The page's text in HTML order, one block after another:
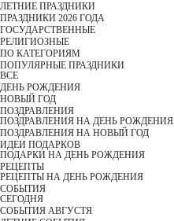
ЛЕТНИЕ ПРАЗДНИКИ
ПРАЗДНИКИ 2026 ГОДА
ГОСУДАРСТВЕННЫЕ
РЕЛИГИОЗНЫЕ
ПО КАТЕГОРИЯМ
ПОПУЛЯРНЫЕ ПРАЗДНИКИ
ВСЕ
ДЕНЬ РОЖДЕНИЯ
НОВЫЙ ГОД
ПОЗДРАВЛЕНИЯ
ПОЗДРАВЛЕНИЯ НА ДЕНЬ РОЖДЕНИЯ
ПОЗДРАВЛЕНИЯ НА НОВЫЙ ГОД
ИДЕИ ПОДАРКОВ
ПОДАРКИ НА ДЕНЬ РОЖДЕНИЯ
РЕЦЕПТЫ
РЕЦЕПТЫ НА ДЕНЬ РОЖДЕНИЯ
СОБЫТИЯ
CЕГОДНЯ
СОБЫТИЯ АВГУСТЯ